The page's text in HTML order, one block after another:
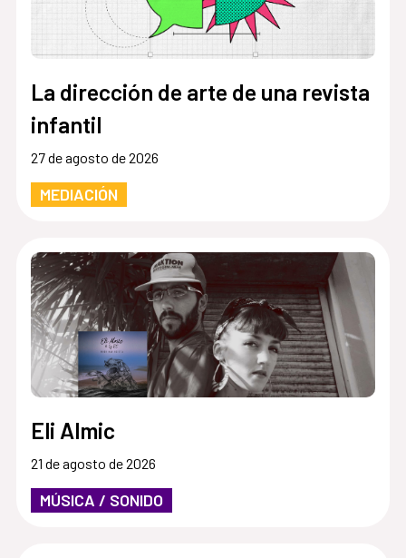
La dirección de arte de una revista
infantil
27 de agosto de 2026
MEDIACIÓN
Eli Almic
21 de agosto de 2026
MÚSICA / SONIDO